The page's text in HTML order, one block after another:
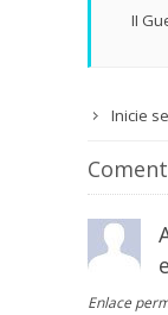
II
Inicie
Enlace